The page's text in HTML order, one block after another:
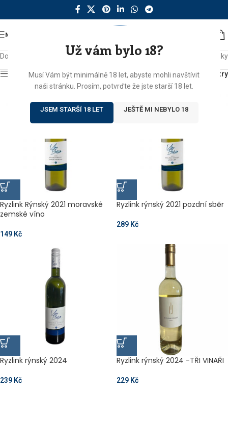
Už vám bylo 18?
Musí Vám být minimálně 18 let, abyste mohli navštívit
naši stránku. Prosím, potvrďte že jste starší 18 let.
JSEM STARŠÍ 18 LET JEŠTĚ MI NEBYLO 18
MENU
Domů Produkty se štítkem „ryzlink rýnský“ Zobrazeny 4 výsledky
Zobrazit sidebar Filtry
Ryzlink Rýnský 2021 moravské
zemské víno
149 Kč
Ryzlink rýnský 2021 pozdní sběr
289 Kč
Ryzlink rýnský 2024
239 Kč
Ryzlink rýnský 2024 -TŘI VINAŘI
229 Kč